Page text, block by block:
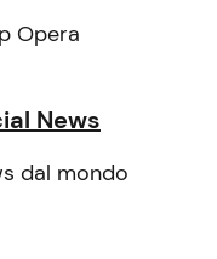
Opera
News
dal mondo